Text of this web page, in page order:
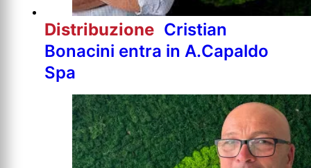
Distribuzione Cristian
Bonacini entra in A.Capaldo
Spa